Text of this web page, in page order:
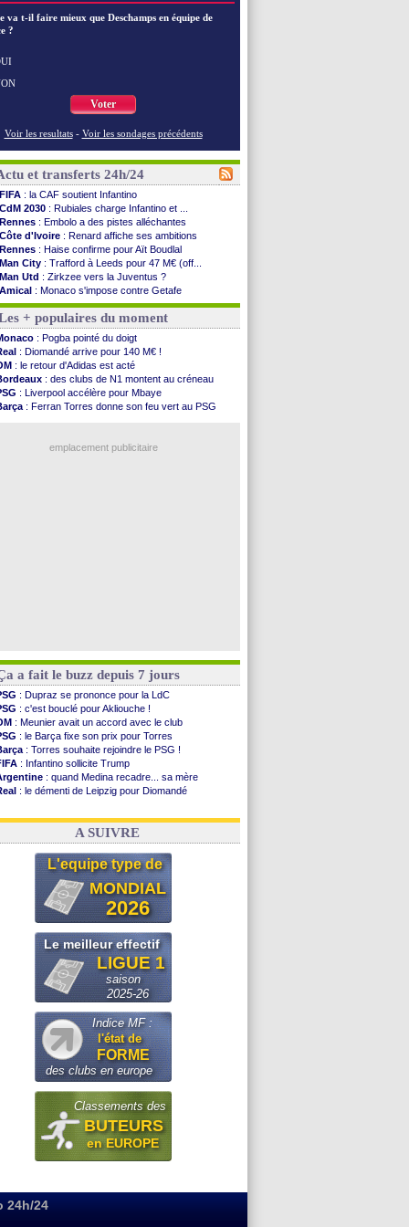
va t-il faire mieux que Deschamps en équipe de
?
Voter
Voir les resultats - Voir les sondages précédents
et transferts 24h/24
FIFA : la CAF soutient Infantino
CdM 2030 : Rubiales charge Infantino et ...
Rennes : Embolo a des pistes alléchantes
Côte d'Ivoire : Renard affiche ses ambitions
Rennes : Haise confirme pour Aït Boudlal
Man City : Trafford à Leeds pour 47 M€ (off...
Man Utd : Zirkzee vers la Juventus ?
Amical : Monaco s'impose contre Getafe
Nantes: Der Zakarian et sa relation avec Kita
OM: le club prêt à libérer Kondogbia ?
Monaco: le message touchant d'Akliouche
FIFA: Tebas en remet une couche
FIFA : l'UEFA maintient la pression
PSG: Tebas encense Luis Enrique
Real: Vinicius jusqu'en 2032 (officiel)
Lyon: Mangala va rejoindre Getafe
OM: une offre refusée pour Aguerd
: Akliouche a signé (officiel)
+ populaires du moment
: Pogba pointé du doigt
: Diomandé arrive pour 140 M€ !
: le retour d'Adidas est acté
: des clubs de N1 montent au créneau
: Liverpool accélère pour Mbaye
: Ferran Torres donne son feu vert au PSG
emplacement publicitaire
a fait le buzz depuis 7 jours
: Dupraz se prononce pour la LdC
: c'est bouclé pour Akliouche !
: Meunier avait un accord avec le club
: le Barça fixe son prix pour Torres
: Torres souhaite rejoindre le PSG !
: Infantino sollicite Trump
: quand Medina recadre... sa mère
: le démenti de Leipzig pour Diomandé
: le conseiller d'Infantino démissionne !
A SUIVRE
L'equipe type de
MONDIAL
2026
Le meilleur effectif
LIGUE 1
saison
2025-26
Indice MF :
l'état de
FORME
des clubs en europe
Classements des
BUTEURS
en EUROPE
24h/24